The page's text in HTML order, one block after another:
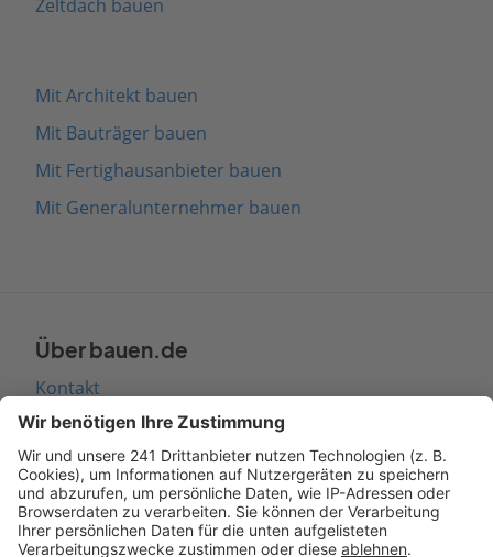
Zeltdach bauen
Mit Architekt bauen
Mit Bauträger bauen
Mit Fertighausanbieter bauen
Mit Generalunternehmer bauen
Über bauen.de
Kontakt
Seitenaufbau
Barrierefreiheit
Cookie Einstellungen